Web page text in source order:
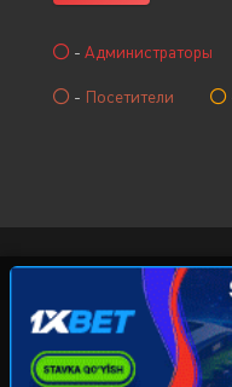
- Администраторы
- Посетители
© 2015-2026
принадлежат их
только для